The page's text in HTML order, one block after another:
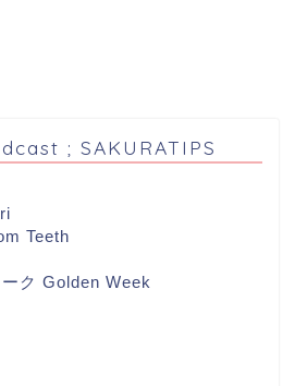
; SAKURATIPS
Teeth
ク Golden Week